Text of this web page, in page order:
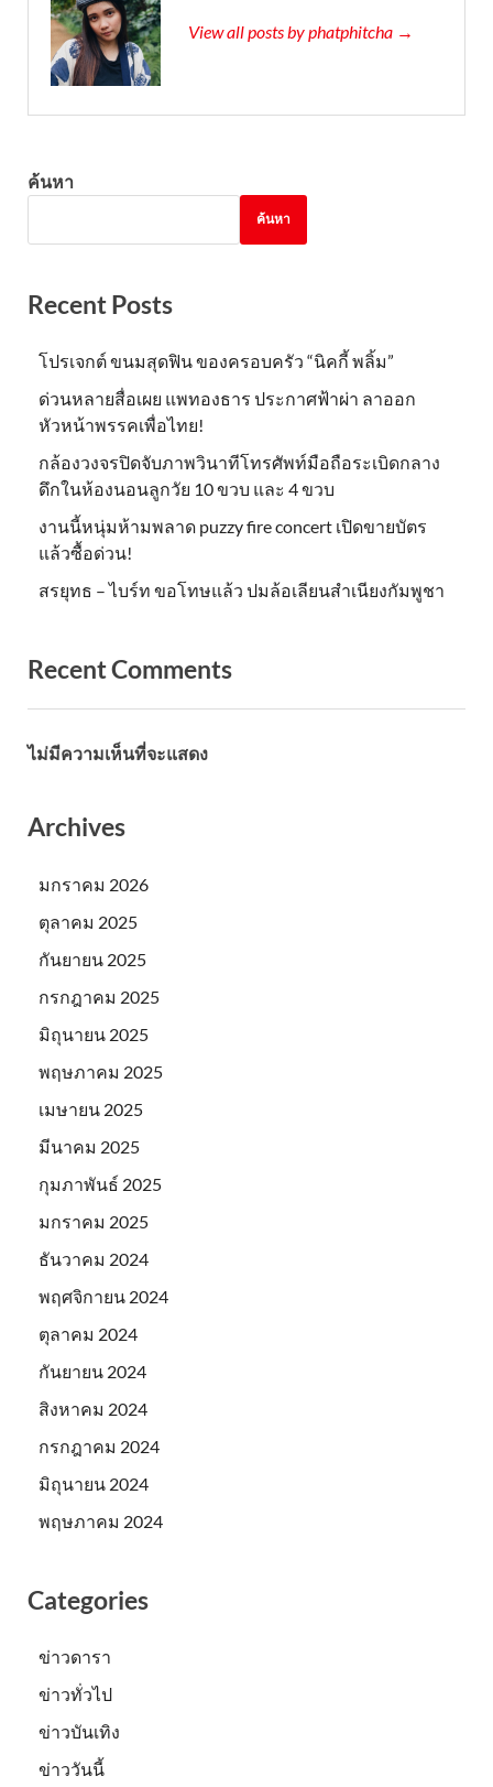
View all posts by phatphitcha →
ค้นหา
ค้นหา
Recent Posts
โปรเจกต์ ขนมสุดฟิน ของครอบครัว “นิคกี้ พลิ้ม”
ด่วนหลายสื่อเผย แพทองธาร ประกาศฟ้าผ่า ลาออก
หัวหน้าพรรคเพื่อไทย!
กล้องวงจรปิดจับภาพวินาทีโทรศัพท์มือถือระเบิดกลาง
ดึกในห้องนอนลูกวัย 10 ขวบ และ 4 ขวบ
งานนี้หนุ่มห้ามพลาด puzzy fire concert เปิดขายบัตร
แล้วซื้อด่วน!
สรยุทธ – ไบร์ท ขอโทษแล้ว ปมล้อเลียนสำเนียงกัมพูชา
Recent Comments
ไม่มีความเห็นที่จะแสดง
Archives
มกราคม 2026
ตุลาคม 2025
กันยายน 2025
กรกฎาคม 2025
มิถุนายน 2025
พฤษภาคม 2025
เมษายน 2025
มีนาคม 2025
กุมภาพันธ์ 2025
มกราคม 2025
ธันวาคม 2024
พฤศจิกายน 2024
ตุลาคม 2024
กันยายน 2024
สิงหาคม 2024
กรกฎาคม 2024
มิถุนายน 2024
พฤษภาคม 2024
Categories
ข่าวดารา
ข่าวทั่วไป
ข่าวบันเทิง
ข่าววันนี้